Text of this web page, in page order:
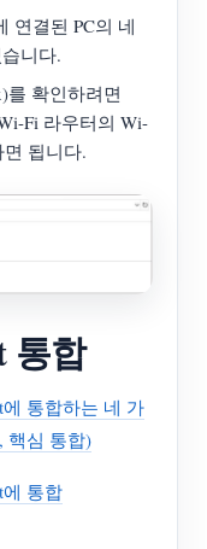
연결된 PC의 네
니다.
를 확인하려면
Fi 라우터의 Wi-
됩니다.
통합
통합하는 네 가
핵심 통합)
통합